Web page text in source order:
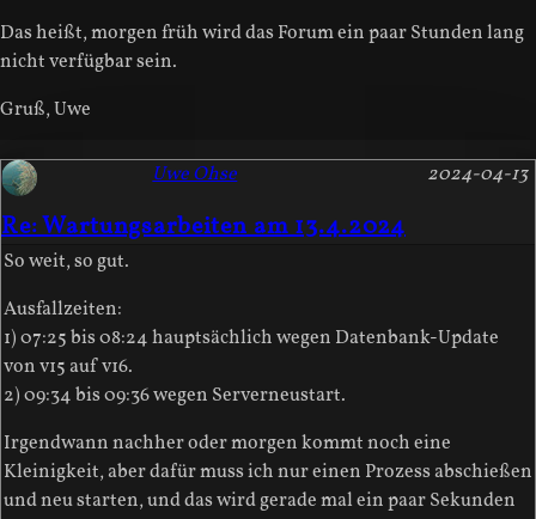
Das heißt, morgen früh wird das Forum ein paar Stunden lang
nicht verfügbar sein.
Gruß, Uwe
Re: Wartungsarbeiten am 13.4.2024
2024-04-13
Uwe Ohse
So weit, so gut.
Ausfallzeiten:
1) 07:25 bis 08:24 hauptsächlich wegen Datenbank-Update
von v15 auf v16.
2) 09:34 bis 09:36 wegen Serverneustart.
Irgendwann nachher oder morgen kommt noch eine
Kleinigkeit, aber dafür muss ich nur einen Prozess abschießen
und neu starten, und das wird gerade mal ein paar Sekunden